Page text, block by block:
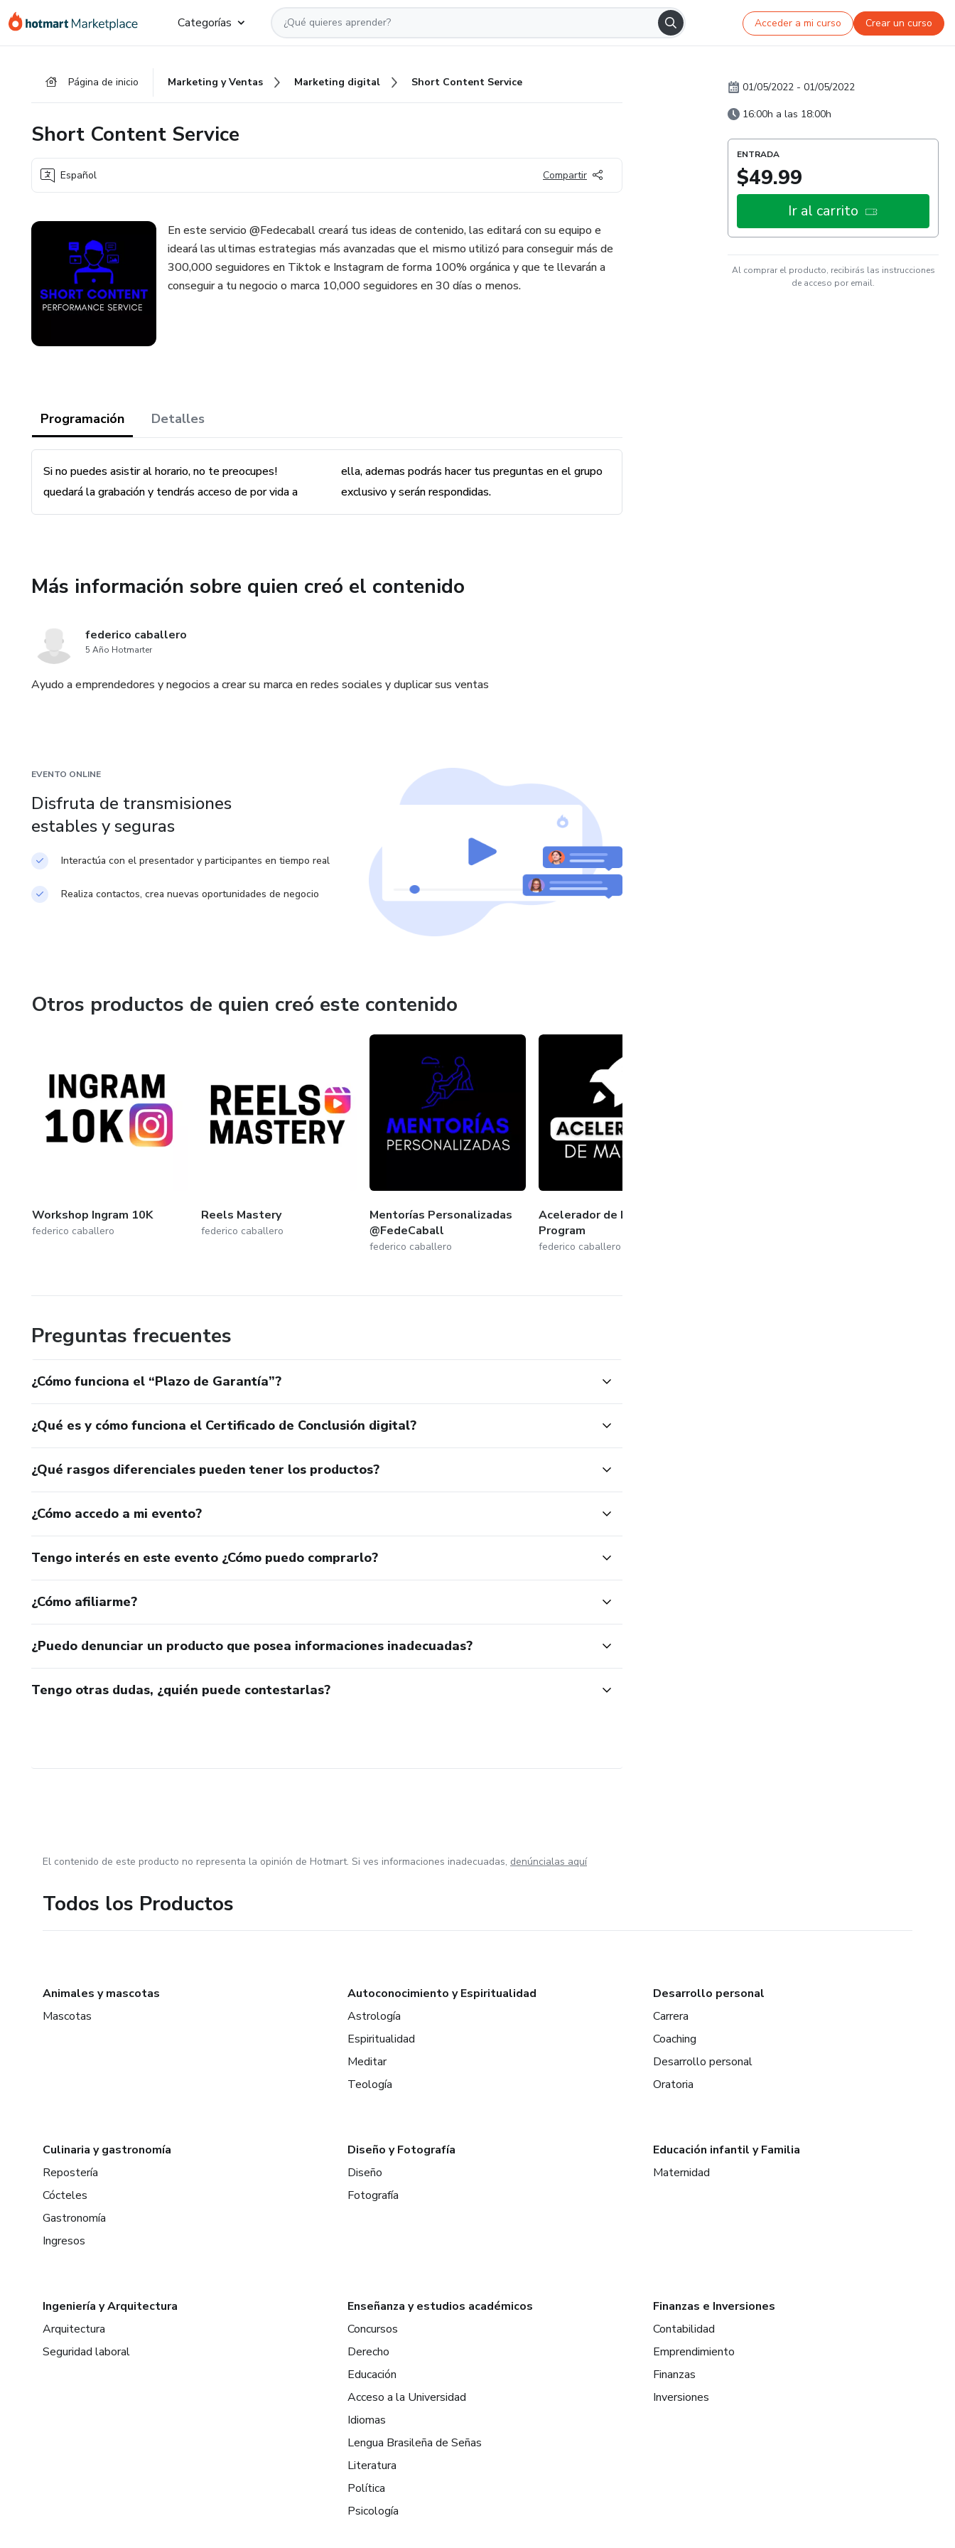
Categorías Acceder a mi curso Crear un curso
Página de inicio Marketing y Ventas Marketing digital Short Content Service
Short Content Service
Español Compartir
En este servicio @Fedecaball creará tus ideas de contenido, las editará con su equipo e
ideará las ultimas estrategias más avanzadas que el mismo utilizó para conseguir más de
300,000 seguidores en Tiktok e Instagram de forma 100% orgánica y que te llevarán a
conseguir a tu negocio o marca 10,000 seguidores en 30 días o menos.
Programación Detalles
Si no puedes asistir al horario, no te preocupes!
quedará la grabación y tendrás acceso de por vida a
ella, ademas podrás hacer tus preguntas en el grupo
exclusivo y serán respondidas.
Más información sobre quien creó el contenido
federico caballero
5 Año Hotmarter
Ayudo a emprendedores y negocios a crear su marca en redes sociales y duplicar sus ventas
EVENTO ONLINE
Disfruta de transmisiones
estables y seguras
Interactúa con el presentador y participantes en tiempo real
Realiza contactos, crea nuevas oportunidades de negocio
Otros productos de quien creó este contenido
Workshop Ingram 10K
federico caballero
Reels Mastery
federico caballero
Mentorías Personalizadas
@FedeCaball
federico caballero
Acelerador de Marcas
Program
federico caballero
Preguntas frecuentes
¿Cómo funciona el “Plazo de Garantía”?
¿Qué es y cómo funciona el Certificado de Conclusión digital?
¿Qué rasgos diferenciales pueden tener los productos?
¿Cómo accedo a mi evento?
Tengo interés en este evento ¿Cómo puedo comprarlo?
¿Cómo afiliarme?
¿Puedo denunciar un producto que posea informaciones inadecuadas?
Tengo otras dudas, ¿quién puede contestarlas?
01/05/2022 - 01/05/2022
16:00h a las 18:00h
ENTRADA
$49.99
Ir al carrito
Al comprar el producto, recibirás las instrucciones
de acceso por email.
El contenido de este producto no representa la opinión de Hotmart. Si ves informaciones inadecuadas, denúncialas aquí
Todos los Productos
Animales y mascotas
Mascotas
Autoconocimiento y Espiritualidad
Astrología
Espiritualidad
Meditar
Teología
Desarrollo personal
Carrera
Coaching
Desarrollo personal
Oratoria
Culinaria y gastronomía
Repostería
Cócteles
Gastronomía
Ingresos
Diseño y Fotografía
Diseño
Fotografía
Educación infantil y Familia
Maternidad
Ingeniería y Arquitectura
Arquitectura
Seguridad laboral
Enseñanza y estudios académicos
Concursos
Derecho
Educación
Acceso a la Universidad
Idiomas
Lengua Brasileña de Señas
Literatura
Política
Psicología
Finanzas e Inversiones
Contabilidad
Emprendimiento
Finanzas
Inversiones